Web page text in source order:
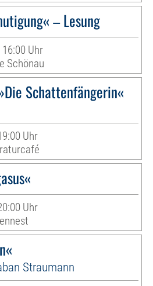
– Lesung
Uhr
Schönau
Schattenfängerin«
Uhr
Uhr
Straumann